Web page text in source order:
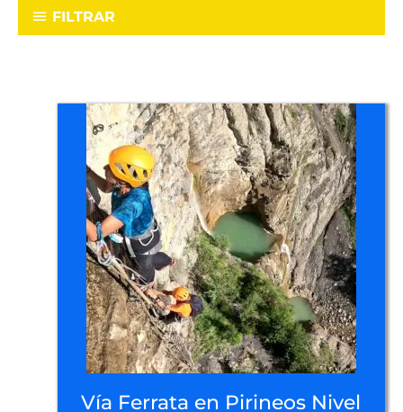
FILTRAR
Vía Ferrata en Pirineos Nivel